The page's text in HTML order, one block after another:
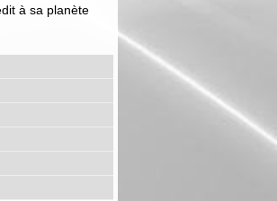
à sa planète